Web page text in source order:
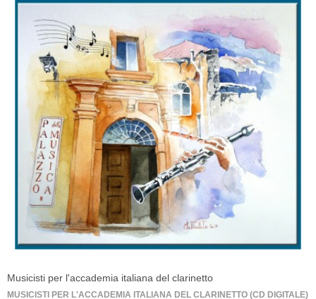
Musicisti per l'accademia italiana del clarinetto
MUSICISTI PER L'ACCADEMIA ITALIANA DEL CLARINETTO (CD DIGITALE)